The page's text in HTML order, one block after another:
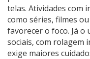
telas. Atividades com
como séries, filmes
favorecer o foco. Já o
sociais, com rolagem
exige maiores